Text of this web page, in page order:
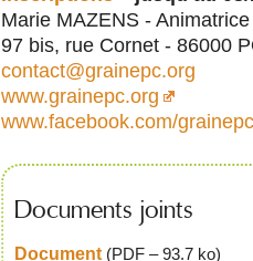
Marie MAZENS -
97 bis, rue Cornet - 86000
contact@grainepc.org
www.grainepc.org
www.facebook.com/grainepc
Documents joints
Document (PDF – 93.7 ko)